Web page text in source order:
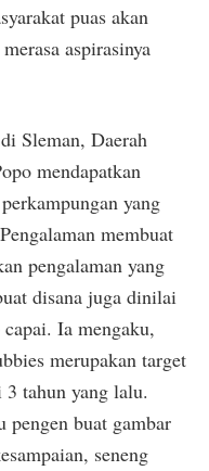
puas akan
aspirasinya
Sleman, Daerah
mendapatkan
yang
membuat
pengalaman yang
disana juga dinilai
Ia mengaku,
merupakan target
tahun yang lalu.
pengen buat gambar
seneng